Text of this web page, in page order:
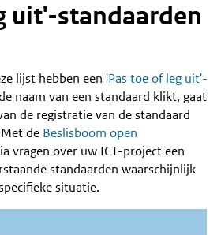
uit'-standaarden
lijst hebben een 'Pas toe of leg uit'-
naam van een standaard klikt, gaat
de registratie van de standaard
de Beslisboom open
vragen over uw ICT-project een
standaarden waarschijnlijk
situatie.